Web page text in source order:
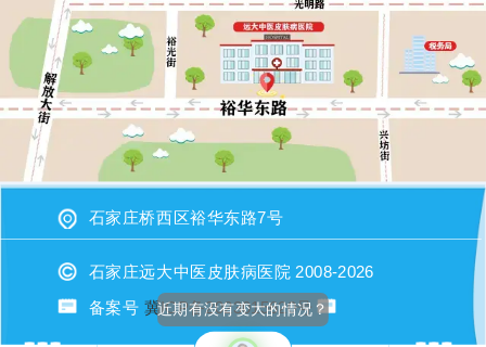
石家庄桥西区裕华东路7号
石家庄远大中医皮肤病医院 2008-2026
备案号 冀ICP备2023015620号
近期有没有变大的情况？